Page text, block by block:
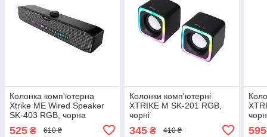
Колонка комп'ютерна
Xtrike ME Wired Speaker
SK-403 RGB, чорна
525 ₴ 610 ₴
Колонки комп'ютерні
XTRIKE M SK-201 RGB,
чорні
345₴ 410 ₴ 595